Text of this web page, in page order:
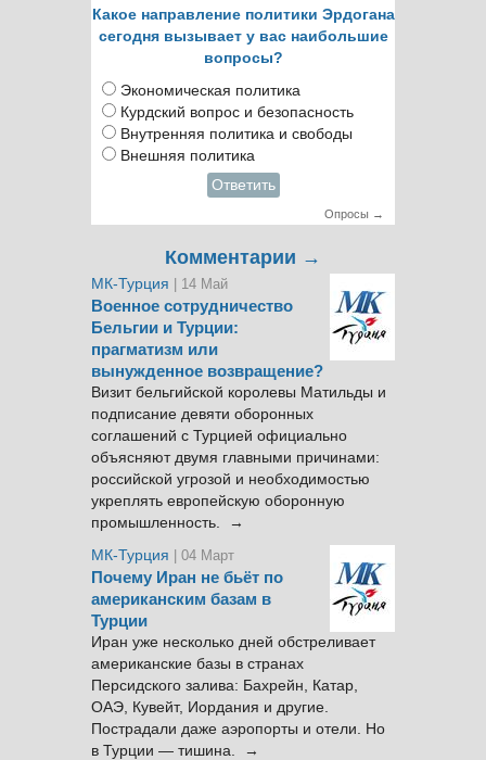
Какое направление политики Эрдогана
сегодня вызывает у вас наибольшие
вопросы?
Экономическая политика
Курдский вопрос и безопасность
Внутренняя политика и свободы
Внешняя политика
Ответить
Опросы →
Комментарии →
МК-Турция | 14 Май
Военное сотрудничество
Бельгии и Турции:
прагматизм или
вынужденное возвращение?
Визит бельгийской королевы Матильды и
подписание девяти оборонных
соглашений с Турцией официально
объясняют двумя главными причинами:
российской угрозой и необходимостью
укреплять европейскую оборонную
промышленность. →
МК-Турция
| 04 Март
Почему Иран не бьёт по
американским базам в
Турции
Иран уже несколько дней обстреливает
американские базы в странах
Персидского залива: Бахрейн, Катар,
ОАЭ, Кувейт, Иордания и другие.
Пострадали даже аэропорты и отели. Но
в Турции — тишина. →